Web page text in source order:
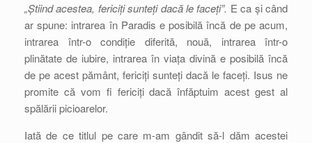
„Știind acestea, fericiți sunteți dacă le faceți”. E ca și când
ar spune: intrarea în Paradis e posibilă încă de pe acum,
intrarea într-o condiție diferită, nouă, intrarea într-o
plinătate de iubire, intrarea în viața divină e posibilă încă
de pe acest pământ, fericiți sunteți dacă le faceți. Isus ne
promite că vom fi fericiți dacă înfăptuim acest gest al
spălării picioarelor.
Iată de ce titlul pe care m-am gândit să-l dăm acestei